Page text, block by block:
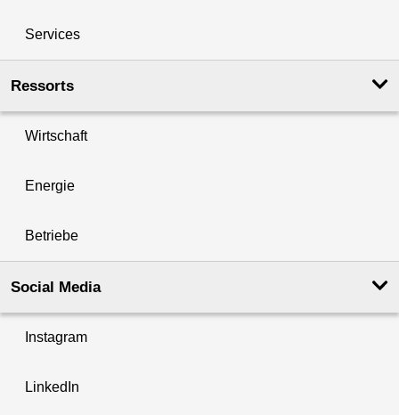
Services
Ressorts
Wirtschaft
Energie
Betriebe
Social Media
Instagram
LinkedIn